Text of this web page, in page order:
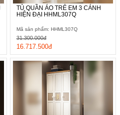
TỦ QUẦN ÁO TRẺ EM 3 CÁNH
HIỆN ĐẠI HHML307Q
Mã sản phẩm: HHML307Q
16.717.500đ
31.300.000đ